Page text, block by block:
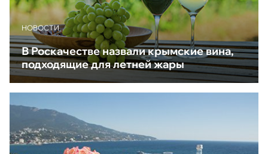
НОВОСТИ
В Роскачестве назвали крымские вина,
подходящие для летней жары